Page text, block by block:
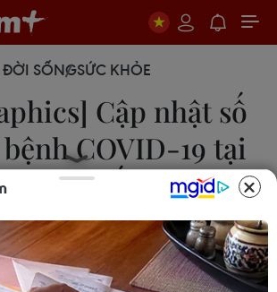
ĐỜI SỐNGSỨC KHỎE
Cập nhật số
COVID-19 tại
Hàn Quốc
24/02/2020 14:05
Quốc đã ghi nhận thêm 70 ca